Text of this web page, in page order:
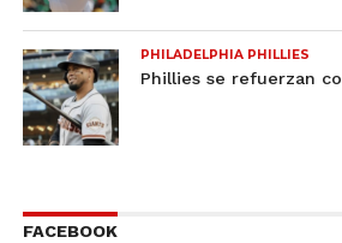
PHILADELPHIA PHILLIES
Phillies se refuerzan
FACEBOOK